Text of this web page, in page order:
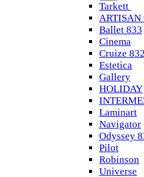
Tarkett
ARTISAN
Ballet 833
Cinema
Cruize 832
Estetica
Gallery
HOLIDAY
Laminart
Navigator
Odyssey
Pilot
Robinson
Universe